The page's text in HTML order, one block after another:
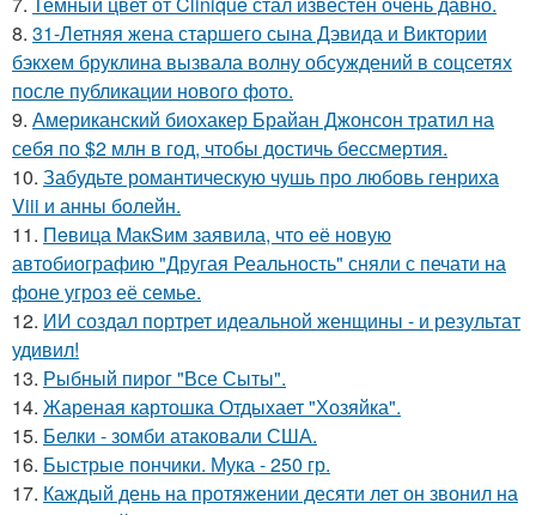
8. 31-Летняя жена старшего сына Дэвида и Виктории
бэкхем бруклина вызвала волну обсуждений в соцсетях
после публикации нового фото.
9. Американский биохакер Брайан Джонсон тратил на
себя по $2 млн в год, чтобы достичь бессмертия.
10. Забудьте романтическую чушь про любовь генриха
Viii и анны болейн.
11. Пeвица MакSим заявила, что её новую
автобиографию "Другая Реальность" сняли с печати на
фоне угроз её семье.
12. ИИ создал портрет идеальной женщины - и результат
удивил!
13. Рыбный пирог "Все Сыты".
14. Жареная картошка Отдыхает "Хозяйка".
15. Белки - зомби атаковали США.
16. Быстрые пончики. Мука - 250 гр.
17. Каждый день на протяжении десяти лет он звонил на